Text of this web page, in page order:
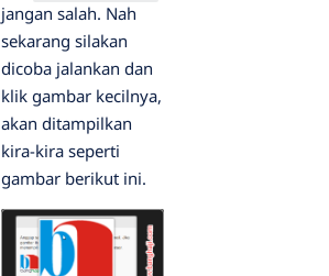
jangan salah. Nah
sekarang silakan
dicoba jalankan dan
klik gambar kecilnya,
akan ditampilkan
kira-kira seperti
gambar berikut ini.